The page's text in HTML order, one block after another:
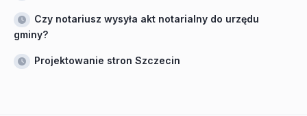
Czy notariusz wysyła akt notarialny do urzędu
gminy?
Projektowanie stron Szczecin